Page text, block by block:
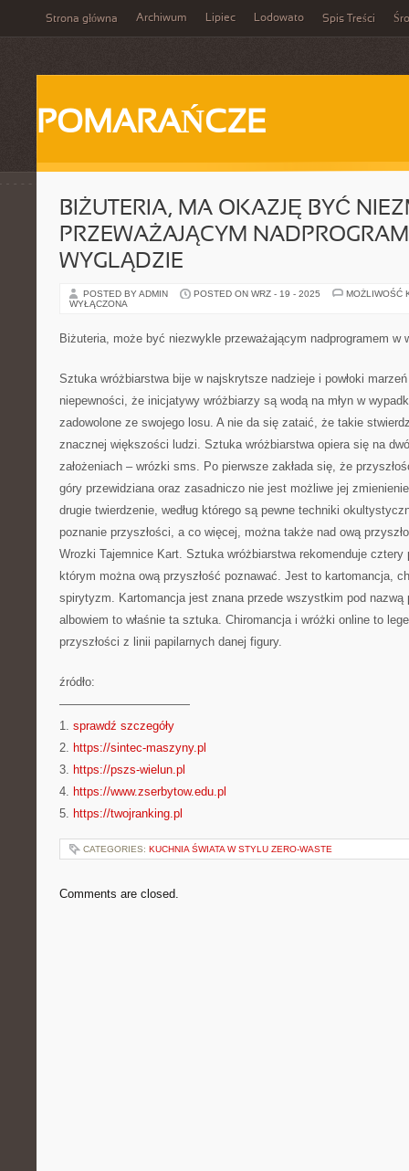
Strona główna Archiwum Lipiec Lodowato Spis Treści
POMARAŃCZE
BIŻUTERIA, MA OKAZJĘ BYĆ
PRZEWAŻAJĄCYM
WYGLĄDZIE
POSTED BY ADMIN POSTED ON WRZ - 19 - 2025
MOŻLIWOŚĆ
WYŁĄCZONA
Biżuteria, może być niezwykle przeważającym nadprogramem w
Sztuka wróżbiarstwa bije w najskrytsze nadzieje i powłoki
niepewności, że inicjatywy wróżbiarzy są wodą na młyn w
zadowolone ze swojego losu. A nie da się zataić, że takie
znacznej większości ludzi. Sztuka wróżbiarstwa opiera się na
założeniach – wrózki sms. Po pierwsze zakłada się, że
góry przewidziana oraz zasadniczo nie jest możliwe jej
drugie twierdzenie, według którego są pewne techniki
poznanie przyszłości, a co więcej, można także nad ową
Wrozki Tajemnice Kart. Sztuka wróżbiarstwa rekomenduje
którym można ową przyszłość poznawać. Jest to kartomancja,
spirytyzm. Kartomancja jest znana przede wszystkim pod nazwą
albowiem to właśnie ta sztuka. Chiromancja i wróżki online to
przyszłości z linii papilarnych danej figury.
źródło:
———————————
1. sprawdź szczegóły
2. https://sintec-maszyny.pl
3. https://pszs-wielun.pl
4. https://www.zserbytow.edu.pl
5. https://twojranking.pl
CATEGORIES: KUCHNIA ŚWIATA W STYLU ZERO-WASTE
Comments are closed.